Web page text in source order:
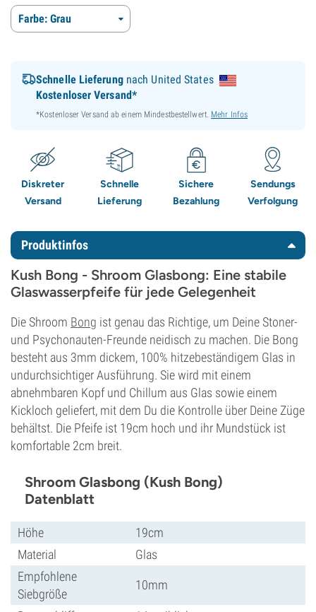
Farbe: Grau
Schnelle Lieferungnach United States
Kostenloser Versand*
*Kostenloser Versand ab einem Mindestbestellwert. Mehr Infos
Diskreter
Versand
Schnelle
Lieferung
Sichere
Bezahlung
Sendungs
Verfolgung
Produktinfos
Kush Bong - Shroom Glasbong: Eine stabile
Glaswasserpfeife für jede Gelegenheit
Die Shroom Bong ist genau das Richtige, um Deine Stoner-
und Psychonauten-Freunde neidisch zu machen. Die Bong
besteht aus 3mm dickem, 100% hitzebeständigem Glas in
undurchsichtiger Ausführung. Sie wird mit einem
abnehmbaren Kopf und Chillum aus Glas sowie einem
Kickloch geliefert, mit dem Du die Kontrolle über Deine Züge
behältst. Die Pfeife ist 19cm hoch und ihr Mundstück ist
komfortable 2cm breit.
Shroom Glasbong (Kush Bong)
Datenblatt
Höhe
19cm
Material
Glas
Empfohlene
Siebgröße
10mm